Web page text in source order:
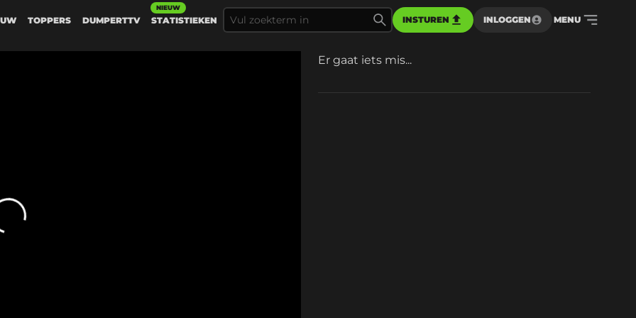
TOPPERS DUMPERTTV STATISTIEKEN
NIEUW
INSTUREN INLOGGEN MENU
Er gaat iets mis...